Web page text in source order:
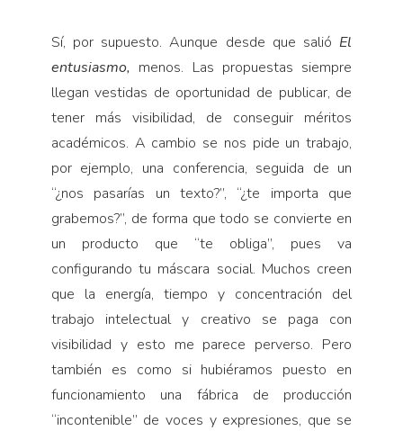
Sí, por supuesto. Aunque desde que salió El
entusiasmo, menos. Las propuestas siempre
llegan vestidas de oportunidad de publicar, de
tener más visibilidad, de conseguir méritos
académicos. A cambio se nos pide un trabajo,
por ejemplo, una conferencia, seguida de un
“¿nos pasarías un texto?”, “¿te importa que
grabemos?”, de forma que todo se convierte en
un producto que “te obliga”, pues va
configurando tu máscara social. Muchos creen
que la energía, tiempo y concentración del
trabajo intelectual y creativo se paga con
visibilidad y esto me parece perverso. Pero
también es como si hubiéramos puesto en
funcionamiento una fábrica de producción
“incontenible” de voces y expresiones, que se